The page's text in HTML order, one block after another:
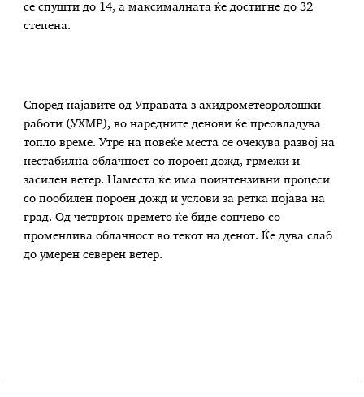
се спушти до 14, а максималната ќе достигне до 32
степена.
Според најавите од Управата з ахидрометеоролошки
работи (УХМР), во наредните денови ќе преовладува
топло време. Утре на повеќе места се очекува развој на
нестабилна облачност со пороен дожд, грмежи и
засилен ветер. Наместа ќе има поинтензивни процеси
со пообилен пороен дожд и услови за ретка појава на
град. Од четврток времето ќе биде сончево со
променлива облачност во текот на денот. Ќе дува слаб
до умерен северен ветер.